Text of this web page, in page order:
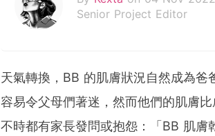
Senior Project Editor
天氣轉換，BB 的肌膚狀況自然成為
容易令父母們著迷，然而他們的肌膚
不時都有家長發問或抱怨：「BB 肌膚